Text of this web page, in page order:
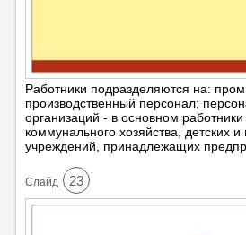
Работники подразделяются на:
производственный персонал;
организаций - в основном
коммунального хозяйства, детских
учреждений, принадлежащих
Cлайд 23